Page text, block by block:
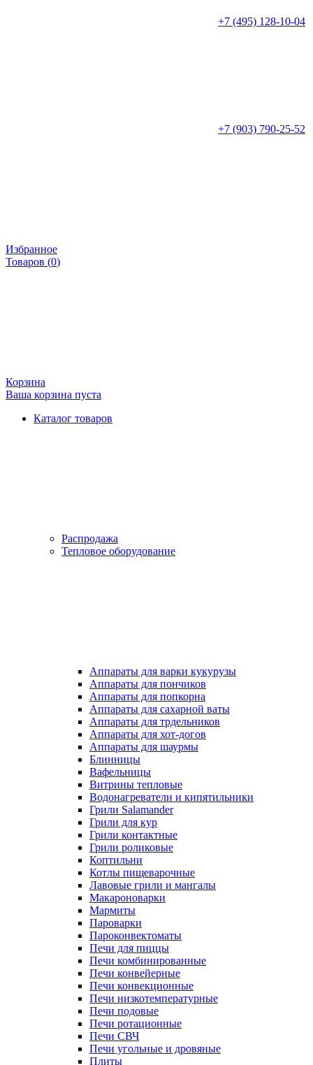
+7 (495) 128-10-04
+7 (903) 790-25-52
Избранное
Товаров (0)
Корзина
Ваша корзина пуста
Каталог товаров
Распродажа
Тепловое оборудование
Аппараты для варки кукурузы
Аппараты для пончиков
Аппараты для попкорна
Аппараты для сахарной ваты
Аппараты для трдельников
Аппараты для хот-догов
Аппараты для шаурмы
Блинницы
Вафельницы
Витрины тепловые
Водонагреватели и кипятильники
Грили Salamander
Грили для кур
Грили контактные
Грили роликовые
Коптильни
Котлы пищеварочные
Лавовые грили и мангалы
Макароноварки
Мармиты
Пароварки
Пароконвектоматы
Печи для пиццы
Печи комбинированные
Печи конвейерные
Печи конвекционные
Печи низкотемпературные
Печи подовые
Печи ротационные
Печи СВЧ
Печи угольные и дровяные
Плиты